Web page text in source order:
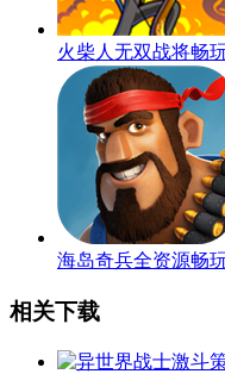
火柴人无双战将畅
海岛奇兵全资源畅
相关下载